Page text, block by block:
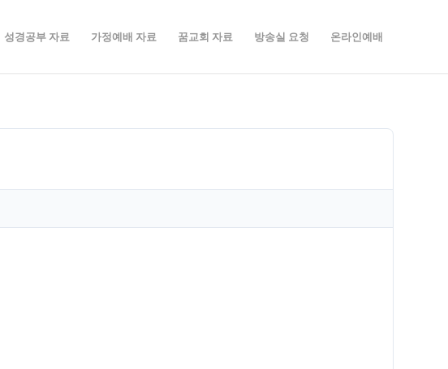
성경공부 자료 가정예배 자료 꿈교회 자료 방송실 요청 온라인예배